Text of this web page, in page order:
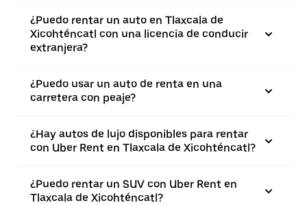
¿Puedo rentar un auto en Tlaxcala de
Xicohténcatl con una licencia de conducir
extranjera?
¿Puedo usar un auto de renta en una
carretera con peaje?
¿Hay autos de lujo disponibles para rentar
con Uber Rent en Tlaxcala de Xicohténcatl?
¿Puedo rentar un SUV con Uber Rent en
Tlaxcala de Xicohténcatl?